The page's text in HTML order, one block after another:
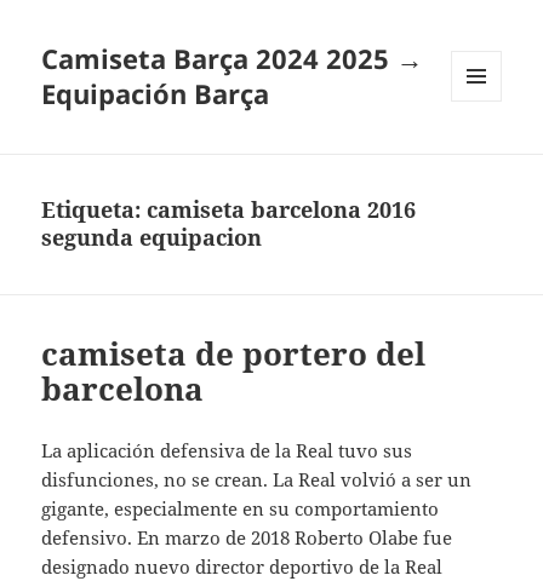
Camiseta Barça 2024 2025 →
Equipación Barça
Etiqueta:camiseta barcelona 2016
segunda equipacion
camiseta de portero del
barcelona
La aplicación defensiva de la Real tuvo sus
disfunciones, no se crean. La Real volvió a ser un
gigante, especialmente en su comportamiento
defensivo. En marzo de 2018 Roberto Olabe fue
designado nuevo director deportivo de la Real